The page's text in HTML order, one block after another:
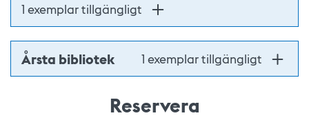
1 exemplar tillgängligt
Årsta bibliotek 1 exemplar tillgängligt
Reservera